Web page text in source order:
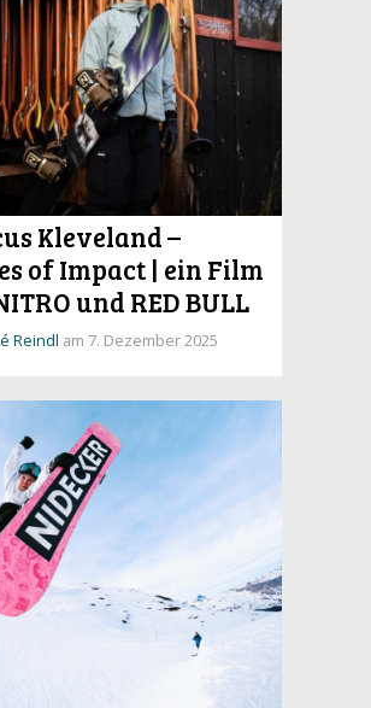
Kleveland –
of Impact | ein Film
und RED BULL
Reindl am 7. Dezember 2025